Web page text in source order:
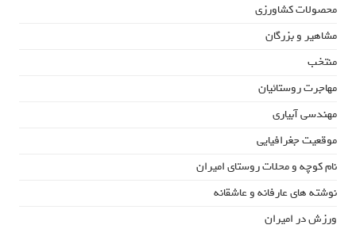
محصولات کشاورزی
مشاهیر و بزرگان
منتخب
مهاجرت روستائیان
مهندسی آبیاری
موقعیت جغرافیایی
نام کوچه و محلات روستای امیران
نوشته های عارفانه و عاشقانه
ورزش در امیران